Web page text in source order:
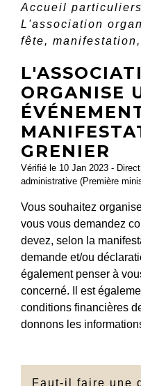
Accueil particuliers
L'association
fête,
ORGANISE
GRENIER
Vérifié le 10 Jan 2023 -
administrative (Première
Vous souhaitez
vous vous demandez
devez, selon la
demande et/ou
également penser à
concerné. Il est
conditions financières
donnons les
Faut-il faire une